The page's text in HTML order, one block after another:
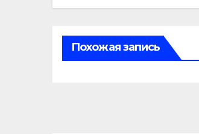
Похожая запись